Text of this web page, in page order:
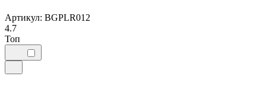
Артикул: BGPLR012
4.7
Топ